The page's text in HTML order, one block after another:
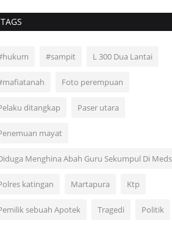
TAGS
#sampit L 300 Dua Lantai
Foto perempuan
ditangkap Paser utara
mayat
Menghina Abah Guru Sekumpul Di
katingan Martapura Ktp
sebuah Apotek Tragedi Politik